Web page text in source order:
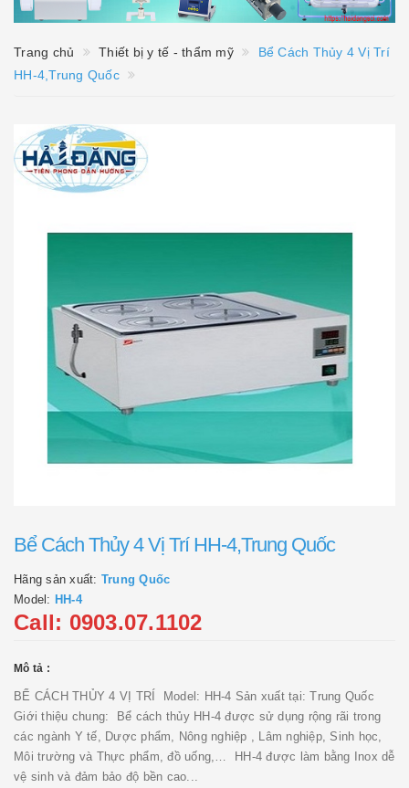
Trang chủ Thiết bị y tế - thẩm mỹ
Bể Cách Thủy 4 Vị Trí
HH-4,Trung Quốc
Bể Cách Thủy 4 Vị Trí HH-4,Trung Quốc
Hãng sản xuất: Trung Quốc
Model: HH-4
Call: 0903.07.1102
Mô tả :
BỂ CÁCH THỦY 4 VỊ TRÍ Model: HH-4 Sản xuất tại: Trung Quốc
Giới thiệu chung: Bể cách thủy HH-4 được sử dụng rộng rãi trong
các ngành Y tế, Dược phẩm, Nông nghiệp , Lâm nghiệp, Sinh học,
Môi trường và Thực phẩm, đồ uống,… HH-4 được làm bằng Inox dễ
vệ sinh và đảm bảo độ bền cao...